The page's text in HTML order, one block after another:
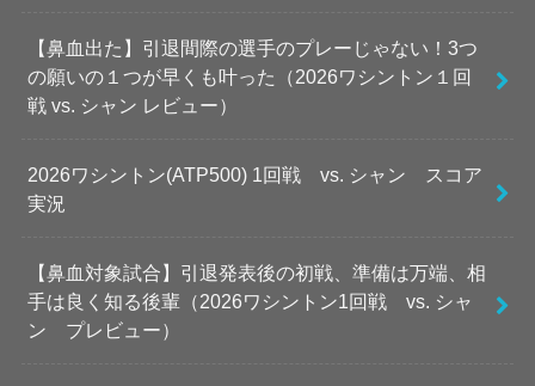
【鼻血出た】引退間際の選手のプレーじゃない！3つ
の願いの１つが早くも叶った（2026ワシントン１回
戦 vs. シャン レビュー）
2026ワシントン(ATP500) 1回戦 vs. シャン スコア
実況
【鼻血対象試合】引退発表後の初戦、準備は万端、相
手は良く知る後輩（2026ワシントン1回戦 vs. シャ
ン プレビュー）